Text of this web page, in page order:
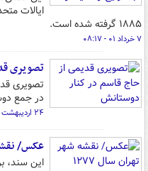
ایالات
۱۸۸۵ گرفته شده است.
۷ خرداد ۰۱ - ۰۸:۱۷
تصویری
تصویری
در جمع
۲۴ اردیبهشت ۰۱ - ۱۶:۱۵
عکس/ نقشه
این سند،